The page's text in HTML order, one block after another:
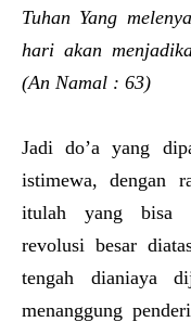
Tuhan Yang
hari akan
(An Namal : 63)
Jadi do’a yang
istimewa, dengan
itulah yang bisa
revolusi besar
tengah dianiaya
menanggung